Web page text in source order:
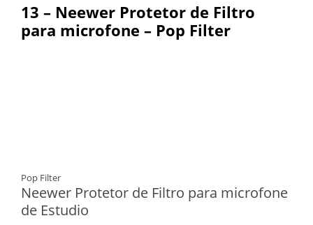
13 – Neewer Protetor de Filtro
para microfone – Pop Filter
Pop Filter
Neewer Protetor de Filtro para microfone
de Estudio